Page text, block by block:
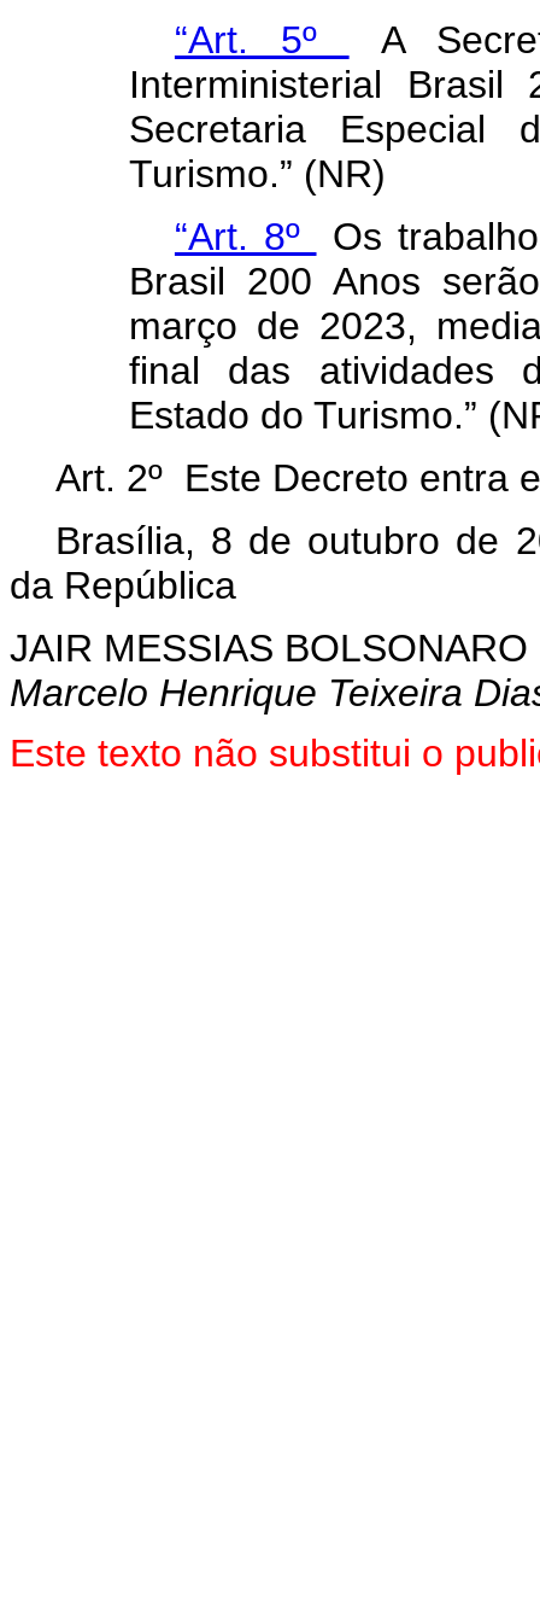
“Art. 5º
A
Interministerial
Secretaria Especial
Turismo.” (NR)
“Art. 8º
Os
Brasil 200 Anos
março de 2023,
final das atividades
Estado do Turismo.”
Art. 2º Este Decreto entra
Brasília, 8 de outubro de
da República
JAIR MESSIAS BOLSONARO
Marcelo Henrique Teixeira
Este texto não substitui o